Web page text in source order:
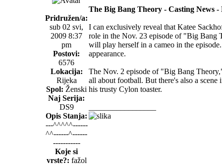
Pridružen/a:
sub 02 svi,
2009 8:37
pm
Postovi:
6576
Lokacija:
Rijeka
Spol: Ženski
Naj Serija:
DS9
Opis Stanja:
---^^^^^------
^^------^------
-----------
Koje si
vrste?: fažol
The Big Bang Theory - Casting News -
I can exclusively reveal that Katee
role in the Nov. 23 episode of "Big Bang
will play herself in a cameo in the
appearance.
The Nov. 2 episode of "Big Bang
all about football. But there's also a
his trusty Cylon toaster.